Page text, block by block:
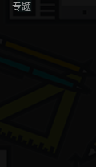
专题